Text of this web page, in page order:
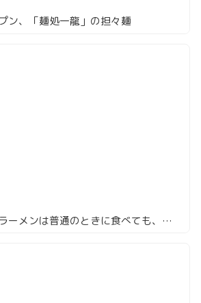
ン、「麺処一龍」の担々麺
赤坂のサウナ屋のラーメンは普通のときに食べても、まぁ旨い「サ麺」